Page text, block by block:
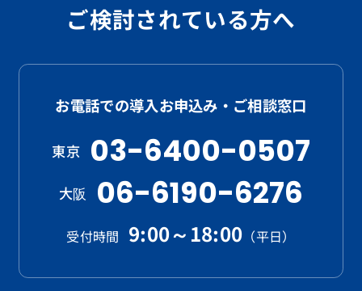
ご検討されている方へ
お電話での導入お申込み・ご相談窓口
東京 03-6400-0507
大阪 06-6190-6276
受付時間 9:00～18:00 （平日）